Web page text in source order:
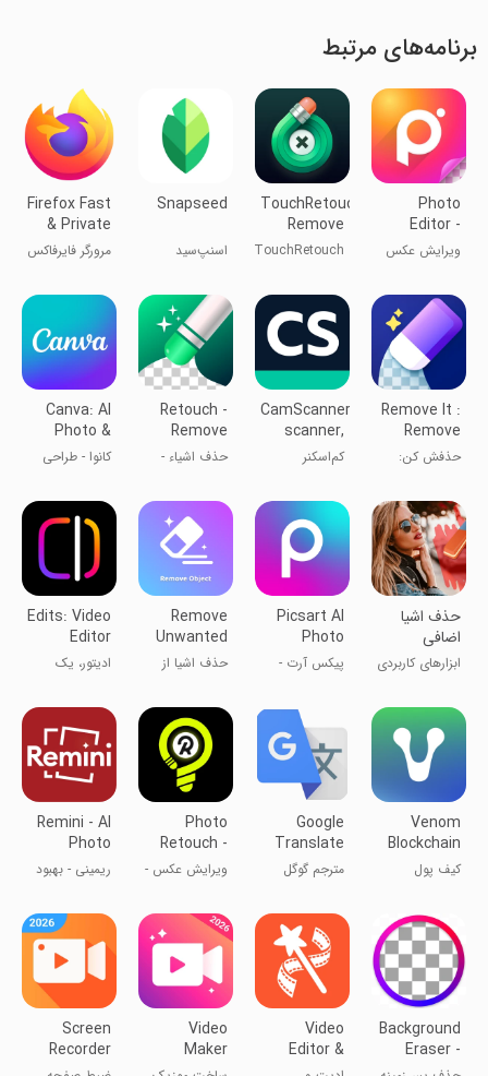
برنامه‌های مرتبط
Photo
Editor -
Polish
ویرایش عکس
TouchRetouch:
Remove
Objects
Snapseed
اسنپ‌سید
Firefox Fast
& Private
Browser
مرورگر فایرفاکس
Remove It :
Remove
Objects
حذفش کن:
CamScanner-
scanner,
PDF maker
کم‌اسکنر
Retouch -
Remove
Objects
حذف اشیاء -
Canva: AI
Photo &
Video
Editor
کانوا - طراحی
حذف اشیا
اضافی
ابزارهای کاربردی
Picsart AI
Photo
Editor,
Video
پیکس آرت -
Remove
Unwanted
Object
حذف اشیا از
Edits: Video
Editor
ادیتور، یک
اینستاگرام
Venom
Blockchain
Wallet
کیف پول
Google
Translate
مترجم گوگل
Photo
Retouch -
AI Remove
Unwanted
ویرایش عکس -
ناخواسته با
هوش مصنوعی
Remini - AI
Photo
Enhancer
ریمینی - بهبود
Background
Eraser -
Remove BG
Video
Editor &
Maker
Video
Maker
Music
Screen
Recorder
Video